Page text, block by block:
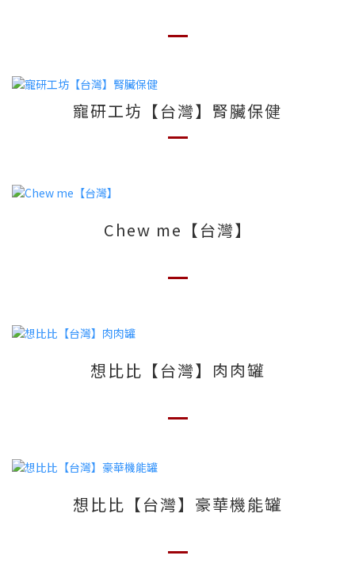
寵研工坊【台灣】腎臟保健
Chew me【台灣】
想比比【台灣】肉肉罐
想比比【台灣】豪華機能罐